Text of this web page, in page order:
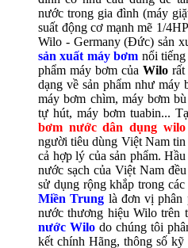
nước trong gia đình (máy
suất động cơ mạnh mẽ 1/
Wilo - Germany (Đức) sản
sản xuất máy bơm nổi
phẩm máy bơm củaWilo
dạng về sản phẩm như máy
máy bơm chìm, máy bơm
tự hút, máy bơm tuabin...
bơm nước dân dụng wilo
người tiêu dùng Việt Nam
cả hợp lý của sản phẩm.
nước sạch của Việt Nam
sử dụng rộng khắp trong
Miền Trung là đơn vị phân
nước thương hiệu Wilo trên
nước Wilo do chúng tôi
kết chính Hãng, thông số